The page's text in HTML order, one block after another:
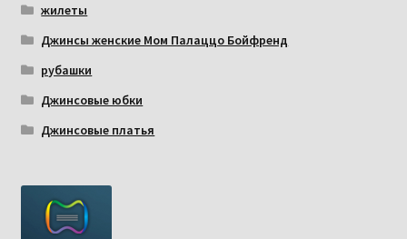
жилеты
Джинсы женские Мом Палаццо Бойфренд
рубашки
Джинсовые юбки
Джинсовые платья